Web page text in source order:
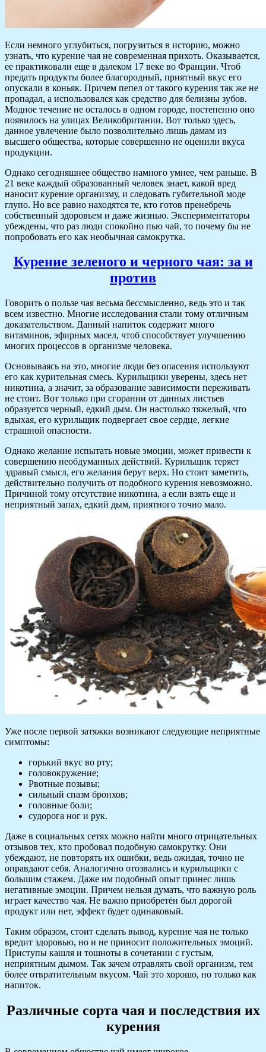
Если немного углубиться, погрузиться в историю, можно
узнать, что курение чая не современная прихоть. Оказывается,
ее практиковали еще в далеком 17 веке во Франции. Чтоб
предать продукты более благородный, приятный вкус его
опускали в коньяк. Причем пепел от такого курения так же не
пропадал, а использовался как средство для белизны зубов.
Модное течение не осталось в одном городе, постепенно оно
появилось на улицах Великобритании. Вот только здесь,
данное увлечение было позволительно лишь дамам из
высшего общества, которые совершенно не оценили вкуса
продукции.
Однако сегодняшнее общество намного умнее, чем раньше. В
21 веке каждый образованный человек знает, какой вред
наносит курение организму, и следовать губительной моде
глупо. Но все равно находятся те, кто готов пренебречь
собственный здоровьем и даже жизнью. Экспериментаторы
убеждены, что раз люди спокойно пью чай, то почему бы не
попробовать его как необычная самокрутка.
Курение зеленого и черного чая: за и
против
Говорить о пользе чая весьма бессмысленно, ведь это и так
всем известно. Многие исследования стали тому отличным
доказательством. Данный напиток содержит много
витаминов, эфирных масел, чтоб способствует улучшению
многих процессов в организме человека.
Основываясь на это, многие люди без опасения используют
его как курительная смесь. Курильщики уверены, здесь нет
никотина, а значит, за образование зависимости переживать
не стоит. Вот только при сгорании от данных листьев
образуется черный, едкий дым. Он настолько тяжелый, что
вдыхая, его курильщик подвергает свое сердце, легкие
страшной опасности.
Однако желание испытать новые эмоции, может привести к
совершению необдуманных действий. Курильщик теряет
здравый смысл, его желания берут верх. Но стоит заметить,
действительно получить от подобного курения невозможно.
Причиной тому отсутствие никотина, а если взять еще и
неприятный запах, едкий дым, приятного точно мало.
Уже после первой затяжки возникают следующие неприятные
симптомы:
горький вкус во рту;
головокружение;
Рвотные позывы;
сильный спазм бронхов;
головные боли;
судорога ног и рук.
Даже в социальных сетях можно найти много отрицательных
отзывов тех, кто пробовал подобную самокрутку. Они
убеждают, не повторять их ошибки, ведь ожидая, точно не
оправдают себя. Аналогично отозвались и курильщики с
большим стажем. Даже им подобный опыт принес лишь
негативные эмоции. Причем нельзя думать, что важную роль
играет качество чая. Не важно приобретён был дорогой
продукт или нет, эффект будет одинаковый.
Таким образом, стоит сделать вывод, курение чая не только
вредит здоровью, но и не приносит положительных эмоций.
Приступы кашля и тошноты в сочетании с густым,
неприятным дымом. Так зачем отравлять свой организм, тем
более отвратительным вкусом. Чай это хорошо, но только как
напиток.
Различные сорта чая и последствия их
курения